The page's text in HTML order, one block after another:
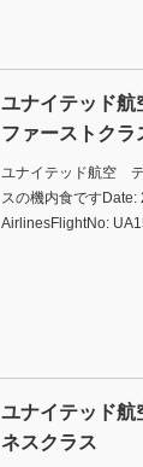
ユナイテッド
ファーストクラ
ユナイテッド航空
スの機内食です
AirlinesFlightNo:
ユナイテッド
ネスクラス